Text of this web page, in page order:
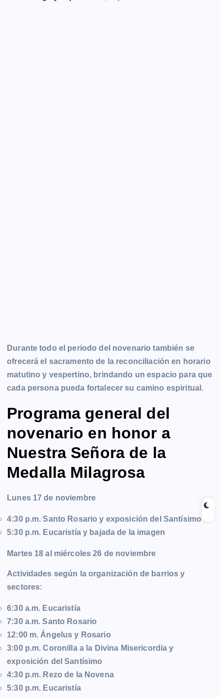
Durante todo el periodo del novenario también se
ofrecerá el sacramento de la reconciliación en horario
matutino y vespertino, brindando un espacio para que
cada persona pueda fortalecer su camino espiritual.
Programa general del
novenario en honor a
Nuestra Señora de la
Medalla Milagrosa
Lunes 17 de noviembre
4:30 p.m. Santo Rosario y exposición del Santísimo
5:30 p.m. Eucaristía y bajada de la imagen
Martes 18 al miércoles 26 de noviembre
Actividades según la organización de barrios y
sectores:
6:30 a.m. Eucaristía
7:30 a.m. Santo Rosario
12:00 m. Ángelus y Rosario
3:00 p.m. Coronilla a la Divina Misericordia y
exposición del Santísimo
4:30 p.m. Rezo de la Novena
5:30 p.m. Eucaristía